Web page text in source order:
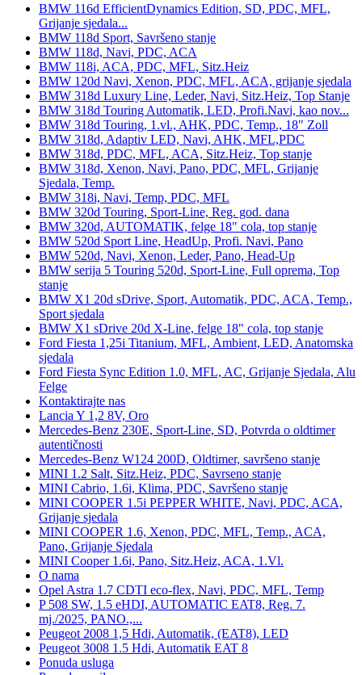
BMW 116d EfficientDynamics Edition, SD, PDC, MFL,
Grijanje sjedala...
BMW 118d Sport, Savršeno stanje
BMW 118d, Navi, PDC, ACA
BMW 118i, ACA, PDC, MFL, Sitz.Heiz
BMW 120d Navi, Xenon, PDC, MFL, ACA, grijanje sjedala
BMW 318d Luxury Line, Leder, Navi, Sitz.Heiz, Top Stanje
BMW 318d Touring Automatik, LED, Profi.Navi, kao nov...
BMW 318d Touring, 1.vl., AHK, PDC, Temp., 18" Zoll
BMW 318d, Adaptiv LED, Navi, AHK, MFL,PDC
BMW 318d, PDC, MFL, ACA, Sitz.Heiz, Top stanje
BMW 318d, Xenon, Navi, Pano, PDC, MFL, Grijanje
Sjedala, Temp.
BMW 318i, Navi, Temp, PDC, MFL
BMW 320d Touring, Sport-Line, Reg. god. dana
BMW 320d, AUTOMATIK, felge 18" cola, top stanje
BMW 520d Sport Line, HeadUp, Profi. Navi, Pano
BMW 520d, Navi, Xenon, Leder, Pano, Head-Up
BMW serija 5 Touring 520d, Sport-Line, Full oprema, Top
stanje
BMW X1 20d sDrive, Sport, Automatik, PDC, ACA, Temp.,
Sport sjedala
BMW X1 sDrive 20d X-Line, felge 18" cola, top stanje
Ford Fiesta 1,25i Titanium, MFL, Ambient, LED, Anatomska
sjedala
Ford Fiesta Sync Edition 1.0, MFL, AC, Grijanje Sjedala, Alu
Felge
Kontaktirajte nas
Lancia Y 1,2 8V, Oro
Mercedes-Benz 230E, Sport-Line, SD, Potvrda o oldtimer
autentičnosti
Mercedes-Benz W124 200D, Oldtimer, savršeno stanje
MINI 1.2 Salt, Sitz.Heiz, PDC, Savrseno stanje
MINI Cabrio, 1.6i, Klima, PDC, Savršeno stanje
MINI COOPER 1.5i PEPPER WHITE, Navi, PDC, ACA,
Grijanje sjedala
MINI COOPER 1.6, Xenon, PDC, MFL, Temp., ACA,
Pano, Grijanje Sjedala
MINI Cooper 1.6i, Pano, Sitz.Heiz, ACA, 1.Vl.
O nama
Opel Astra 1.7 CDTI eco-flex, Navi, PDC, MFL, Temp
P 508 SW, 1.5 eHDI, AUTOMATIC EAT8, Reg. 7.
mj./2025, PANO.,...
Peugeot 2008 1,5 Hdi, Automatik, (EAT8), LED
Peugeot 3008 1.5 Hdi, Automatik EAT 8
Ponuda usluga